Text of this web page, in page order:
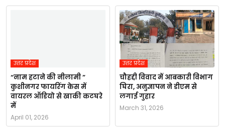
उत्तर प्रदेश
“नाम हटाने की नीलामी ”
कुशीनगर फायरिंग केस में
वायरल ऑडियो से खाकी कटघरे
में
April 01, 2026
उत्तर प्रदेश
चौहद्दी विवाद में आबकारी विभाग
घिरा, अनुज्ञापन ने डीएम से
लगाई गुहार
March 31, 2026